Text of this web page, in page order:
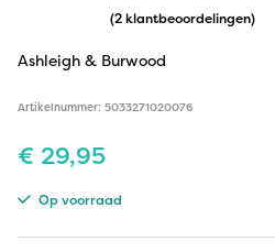
(2 klantbeoordelingen)
Ashleigh & Burwood
Artikelnummer: 5033271020076
€ 29,95
Op voorraad